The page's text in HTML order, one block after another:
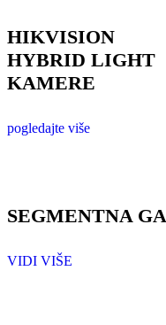
HIKVISION
HYBRID LIGHT
KAMERE
pogledajte više
SEGMENTNA
VIDI VIŠE